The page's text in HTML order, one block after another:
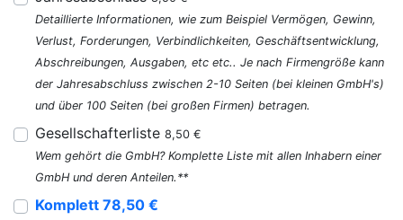
Detaillierte Informationen, wie zum Beispiel Vermögen, Gewinn,
Verlust, Forderungen, Verbindlichkeiten, Geschäftsentwicklung,
Abschreibungen, Ausgaben, etc etc.. Je nach Firmengröße kann
der Jahresabschluss zwischen 2-10 Seiten (bei kleinen GmbH's)
und über 100 Seiten (bei großen Firmen) betragen.
Gesellschafterliste 8,50 €
Wem gehört die GmbH? Komplette Liste mit allen Inhabern einer
GmbH und deren Anteilen.**
Komplett 78,50 €